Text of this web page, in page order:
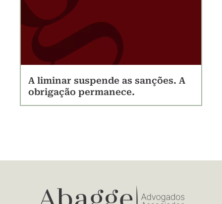
A liminar suspende as sanções. A
obrigação permanece.